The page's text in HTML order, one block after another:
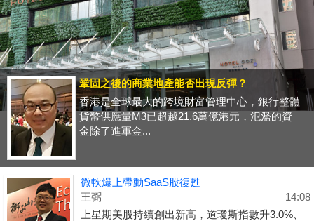
鞏固之後的商業地產能否出現反彈？
香港是全球最大的跨境財富管理中心，銀行整體
貨幣供應量M3已超越21.6萬億港元，氾濫的資
金除了進軍金...
微軟爆上帶動SaaS股復甦
王弼
14:08
上星期美股持續創出新高，道瓊斯指數升3.0%、